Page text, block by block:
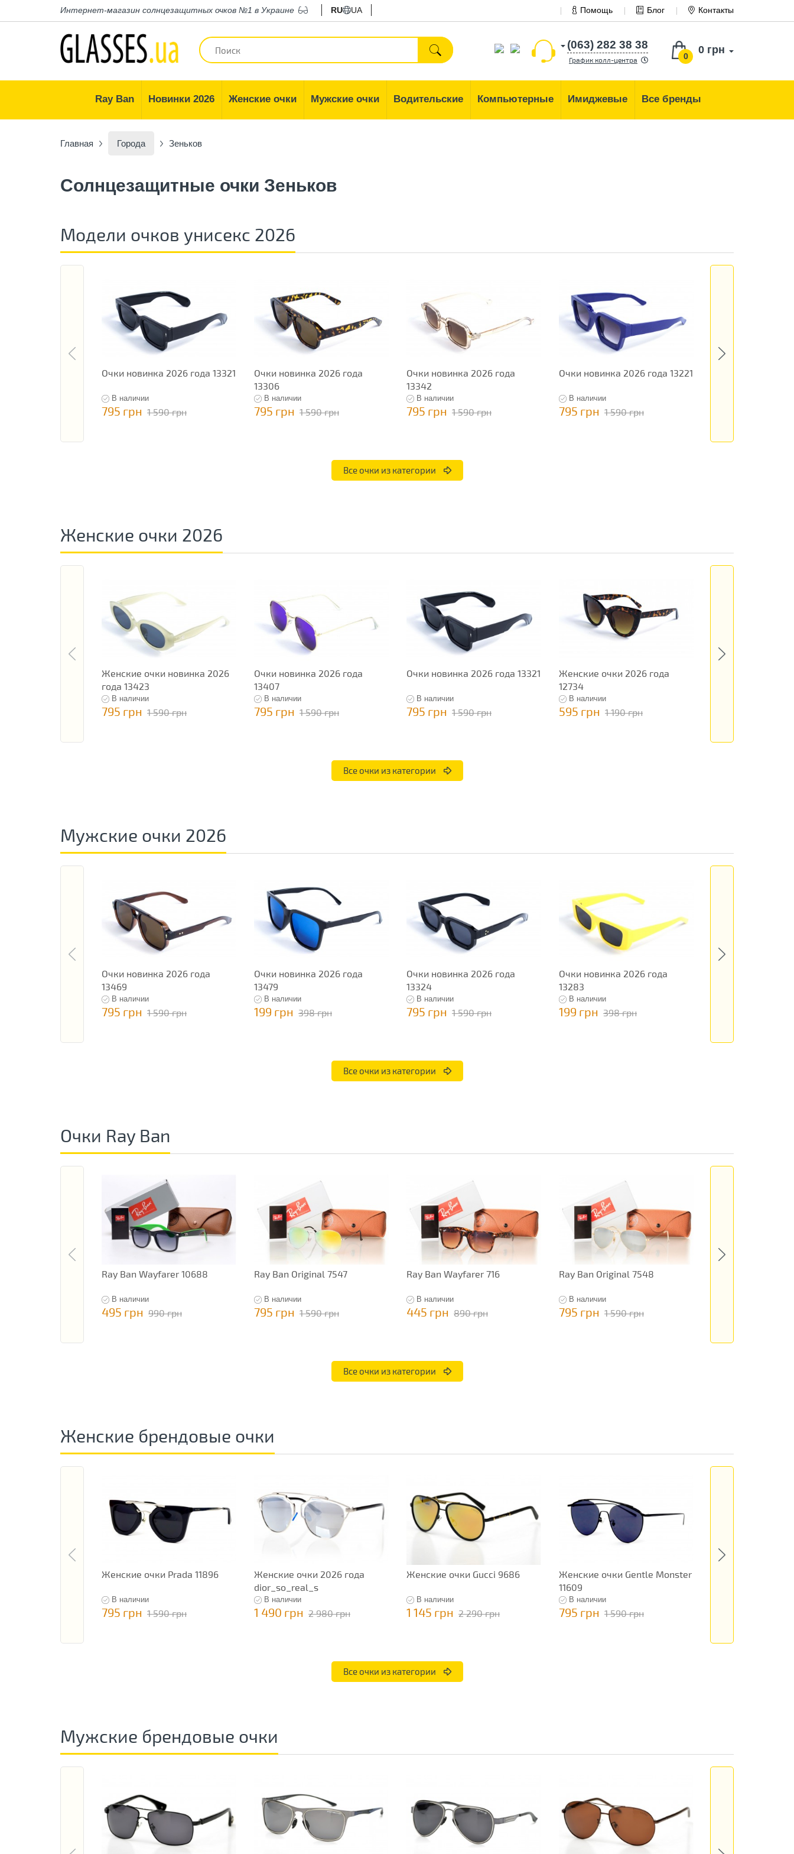
Интернет-магазин солнцезащитных очков №1 в Украине RU UA Помощь Блог Контакты
0
0 грн
(063) 282 38 38
График колл-центра
Ray Ban Новинки 2026 Женские очки Мужские очки Водительские Компьютерные Имиджевые Все бренды
Главная Города Зеньков
Солнцезащитные очки Зеньков
Модели очков унисекс 2026
Очки новинка 2026 года 13321
В наличии
795 грн 1 590 грн
Очки новинка 2026 года
13306
В наличии
795 грн 1 590 грн
Очки новинка 2026 года
13342
В наличии
795 грн 1 590 грн
Очки новинка 2026 года 13221
В наличии
795 грн 1 590 грн
Все очки из категории
Женские очки 2026
Женские очки новинка 2026
года 13423
В наличии
795 грн 1 590 грн
Очки новинка 2026 года
13407
В наличии
795 грн 1 590 грн
Очки новинка 2026 года 13321
В наличии
795 грн 1 590 грн
Женские очки 2026 года
12734
В наличии
595 грн 1 190 грн
Все очки из категории
Мужские очки 2026
Очки новинка 2026 года
13469
В наличии
795 грн 1 590 грн
Очки новинка 2026 года
13479
В наличии
199 грн 398 грн
Очки новинка 2026 года
13324
В наличии
795 грн 1 590 грн
Очки новинка 2026 года
13283
В наличии
199 грн 398 грн
Все очки из категории
Очки Ray Ban
Ray Ban Wayfarer 10688
В наличии
495 грн 990 грн
Ray Ban Original 7547
В наличии
795 грн 1 590 грн
Ray Ban Wayfarer 716
В наличии
445 грн 890 грн
Ray Ban Original 7548
В наличии
795 грн 1 590 грн
Все очки из категории
Женские брендовые очки
Женские очки Prada 11896
В наличии
795 грн 1 590 грн
Женские очки 2026 года
dior_so_real_s
В наличии
1 490 грн 2 980 грн
Женские очки Gucci 9686
В наличии
1 145 грн 2 290 грн
Женские очки Gentle Monster
11609
В наличии
795 грн 1 590 грн
Все очки из категории
Мужские брендовые очки